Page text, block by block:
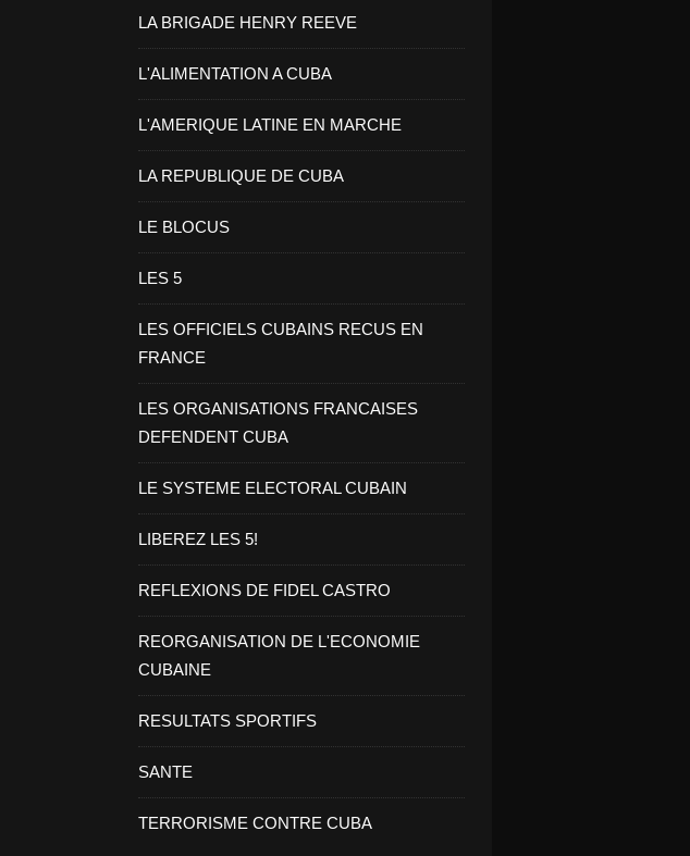
LA BRIGADE HENRY REEVE
L'ALIMENTATION A CUBA
L'AMERIQUE LATINE EN MARCHE
LA REPUBLIQUE DE CUBA
LE BLOCUS
LES 5
LES OFFICIELS CUBAINS RECUS EN
FRANCE
LES ORGANISATIONS FRANCAISES
DEFENDENT CUBA
LE SYSTEME ELECTORAL CUBAIN
LIBEREZ LES 5!
REFLEXIONS DE FIDEL CASTRO
REORGANISATION DE L'ECONOMIE
CUBAINE
RESULTATS SPORTIFS
SANTE
TERRORISME CONTRE CUBA